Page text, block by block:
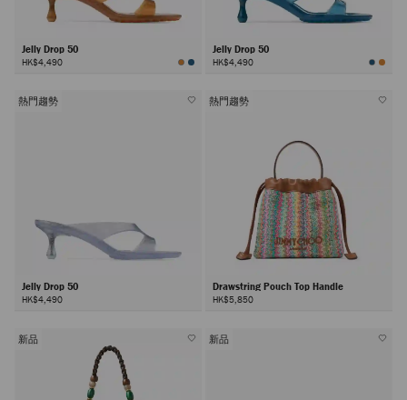
Jelly Drop 50
HK$4,490
Jelly Drop 50
HK$4,490
熱門趨勢
Jelly Drop 50
HK$4,490
熱門趨勢
Drawstring Pouch Top Handle
HK$5,850
新品 新品